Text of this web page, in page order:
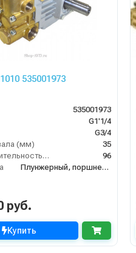
535001973
535001973
G1'1/4
G3/4
(мм)
35
Производительность (л/мин)
96
Плунжерный, поршневой
руб.
Купить